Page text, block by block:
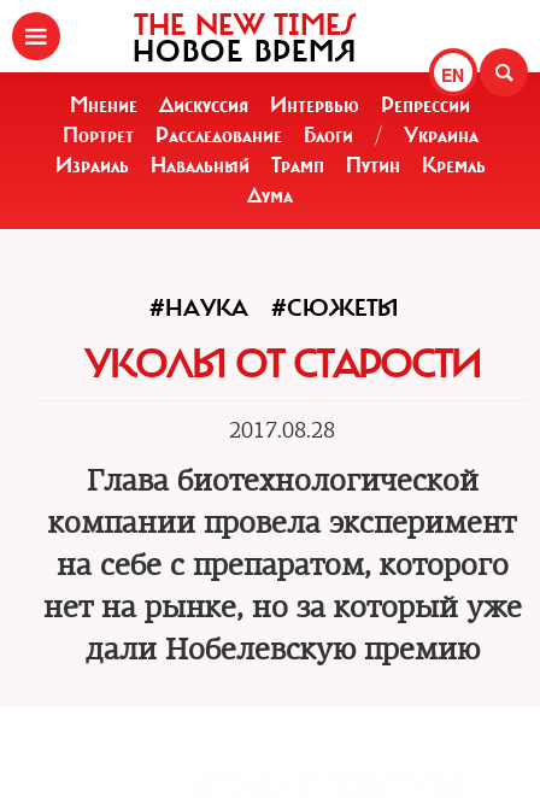
EN
THE NEW TIMES
НОВОЕ ВРЕМЯ
Мнение Дискуссия Интервью
Репрессии
Портрет
Расследование Блоги /
Украина
Израиль
Навальный Трамп Путин
Кремль
Дума
#НАУКА #СЮЖЕТЫ
УКОЛЫ ОТ СТАРОСТИ
2017.08.28
Глава биотехнологической
компании провела эксперимент
на себе с препаратом, которого
нет на рынке, но за который уже
дали Нобелевскую премию